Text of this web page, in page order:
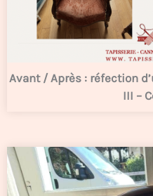
Avant / Après : réfection
III –